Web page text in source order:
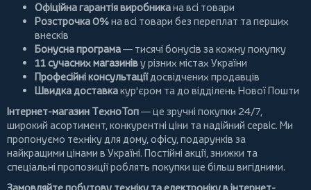
Офіційна гарантія виробникана всі товари
Розстрочка 0%на всі товари без переплат та перших
внесків
Бонусна програма— тисячі бонусів за кожну покупку
11 сучасних магазиніву різних містах України
Професійні консультаціїдосвідчених продавців
Швидка доставкакур'єром та до відділень Нової Пошти
Інтернет-магазин ТехноТоп— це зручні покупки 24/7,
широкий асортимент, конкурентні ціни та надійний сервіс. Ми
пропонуємо техніку для дому, офісу, подарунків за
найкращими цінами в Україні. Постійні акції, знижки та
спеціальні пропозиції роблять покупки ще більш вигідними.